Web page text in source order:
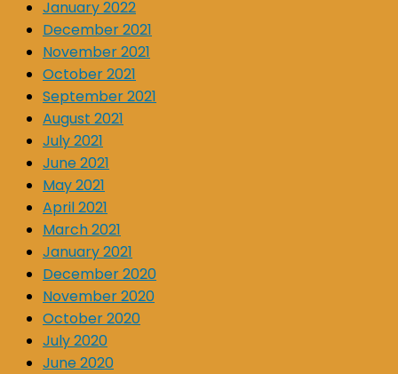
January 2022
December 2021
November 2021
October 2021
September 2021
August 2021
July 2021
June 2021
May 2021
April 2021
March 2021
January 2021
December 2020
November 2020
October 2020
July 2020
June 2020